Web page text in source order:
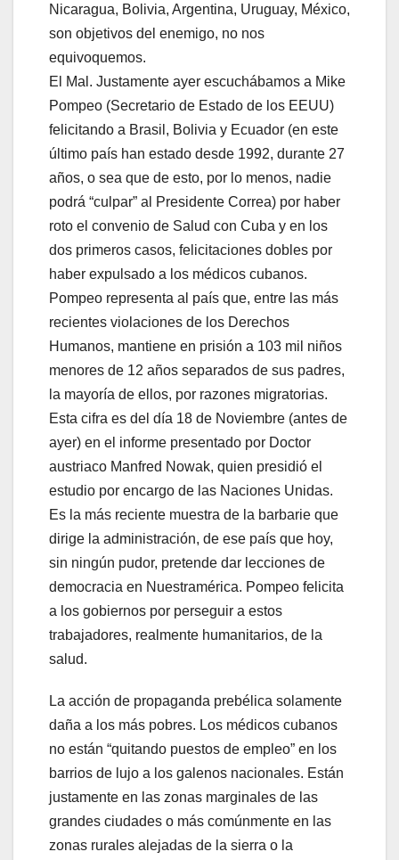
Nicaragua, Bolivia, Argentina, Uruguay, México,
son objetivos del enemigo, no nos
equivoquemos.
El Mal. Justamente ayer escuchábamos a Mike
Pompeo (Secretario de Estado de los EEUU)
felicitando a Brasil, Bolivia y Ecuador (en este
último país han estado desde 1992, durante 27
años, o sea que de esto, por lo menos, nadie
podrá “culpar” al Presidente Correa) por haber
roto el convenio de Salud con Cuba y en los
dos primeros casos, felicitaciones dobles por
haber expulsado a los médicos cubanos.
Pompeo representa al país que, entre las más
recientes violaciones de los Derechos
Humanos, mantiene en prisión a 103 mil niños
menores de 12 años separados de sus padres,
la mayoría de ellos, por razones migratorias.
Esta cifra es del día 18 de Noviembre (antes de
ayer) en el informe presentado por Doctor
austriaco Manfred Nowak, quien presidió el
estudio por encargo de las Naciones Unidas.
Es la más reciente muestra de la barbarie que
dirige la administración, de ese país que hoy,
sin ningún pudor, pretende dar lecciones de
democracia en Nuestramérica. Pompeo felicita
a los gobiernos por perseguir a estos
trabajadores, realmente humanitarios, de la
salud.
La acción de propaganda prebélica solamente
daña a los más pobres. Los médicos cubanos
no están “quitando puestos de empleo” en los
barrios de lujo a los galenos nacionales. Están
justamente en las zonas marginales de las
grandes ciudades o más comúnmente en las
zonas rurales alejadas de la sierra o la